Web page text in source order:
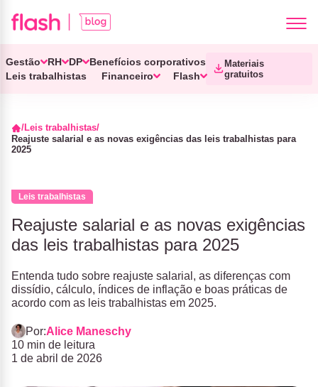
Gestão RH DP
Benefícios corporativos
Leis trabalhistas
Financeiro Flash
Materiais
gratuitos
Leis trabalhistas
Reajuste salarial e as novas exigências das leis trabalhistas para
2025
Leis trabalhistas
Reajuste salarial e as novas exigências
das leis trabalhistas para 2025
Entenda tudo sobre reajuste salarial, as diferenças com
dissídio, cálculo, índices de inflação e boas práticas de
acordo com as leis trabalhistas em 2025.
Por:Alice Maneschy
10 min de leitura
1 de abril de 2026